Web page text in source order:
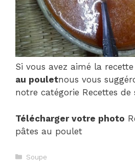
Si vous avez aimé la recette
au pouletnous vous
notre catégorie Recettes de
Télécharger votre photo
pâtes au poulet
Catégories
Soupe